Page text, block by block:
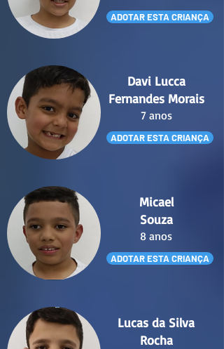
ADOTAR ESTA CRIANÇA
Davi Lucca
Fernandes Morais
7 anos
ADOTAR ESTA CRIANÇA
Micael
Souza
8 anos
ADOTAR ESTA CRIANÇA
Lucas da Silva
Rocha